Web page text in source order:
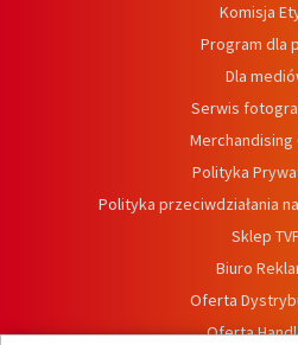
Komisja
Program dla
Dla
Serwis
Merchandising
Polityka
Polityka przeciwdziałania
Sklep
Biuro
Oferta
Oferta